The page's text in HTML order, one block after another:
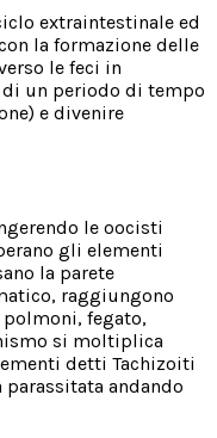
extraintestinale ed
la formazione delle
le feci in
di un periodo di tempo
e divenire
le oocisti
gli elementi
la parete
raggiungono
fegato,
si moltiplica
detti Tachizoiti
andando